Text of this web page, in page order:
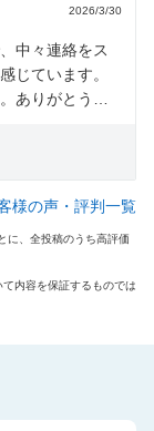
2026/3/30
中々連絡をス
じています。
ありがとうご
様の声・評判一覧
に、全投稿のうち高評価
内容を保証するものでは